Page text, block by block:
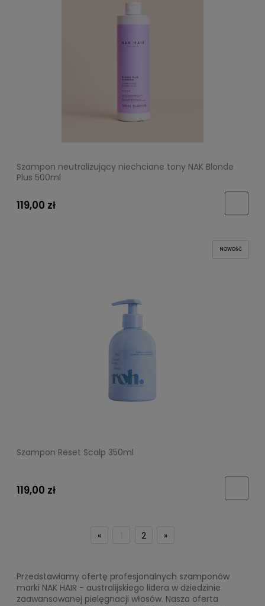
Szampon neutralizujący niechciane tony NAK Blonde
Plus 500ml
119,00 zł
Szampon Reset Scalp 350ml
119,00 zł
NOWOŚĆ
« 1 2 »
Przedstawiamy ofertę profesjonalnych szamponów
marki NAK HAIR - australijskiego lidera w dziedzinie
zaawansowanej pielęgnacji włosów. Nasza oferta